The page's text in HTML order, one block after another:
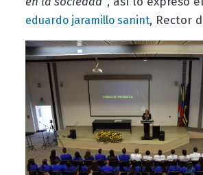
eduardo jaramillo sanint, Rector